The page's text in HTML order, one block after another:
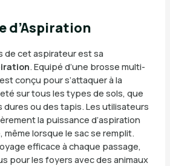
d’Aspiration
de cet aspirateur est sa
. Equipé d’une brosse multi-
conçu pour s’attaquer à la
sur tous les types de sols, que
ou des tapis. Les utilisateurs
la puissance d’aspiration
lorsque le sac se remplit.
efficace à chaque passage,
pour les foyers avec des animaux